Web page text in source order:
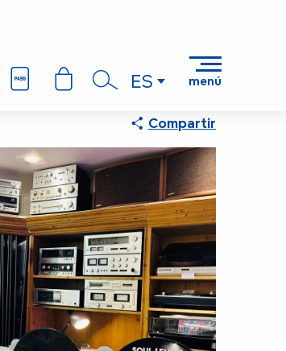
Buscar
ES menú
Compartir